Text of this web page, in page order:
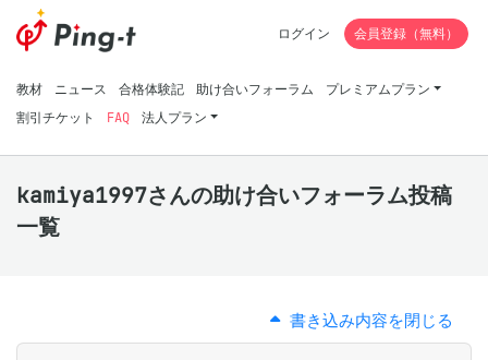
教材 ニュース 合格体験記 助け合いフォーラム
プレミアムプラン
割引チケット
FAQ 法人プラン
ログイン 会員登録（無料）
kamiya1997さんの助け合いフォーラム投稿
一覧
書き込み内容を閉じる